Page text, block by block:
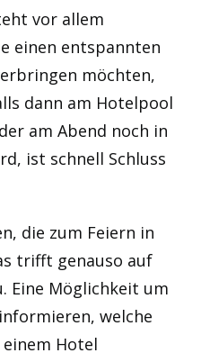
vor allem
einen entspannten
möchten,
dann am Hotelpool
am Abend noch in
ist schnell Schluss
die zum Feiern in
trifft genauso auf
Eine Möglichkeit um
welche
Hotel